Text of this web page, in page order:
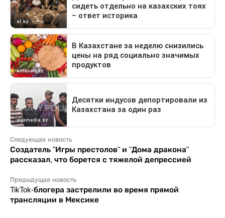
Следующая новость
Создатель "Игры престолов" и "Дома дракона"
рассказал, что борется с тяжелой депрессией
Предыдущая новость
TikTok-блогера застрелили во время прямой
трансляции в Мексике